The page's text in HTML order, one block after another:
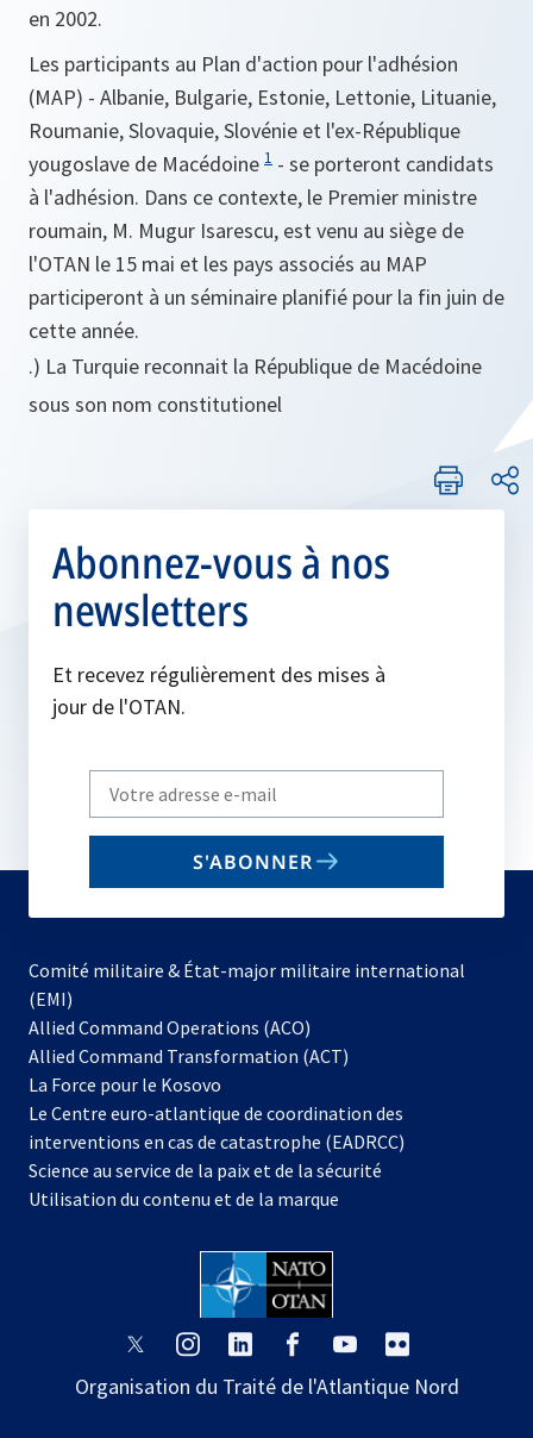
en 2002.
Les participants au Plan d'action pour l'adhésion
(MAP) - Albanie, Bulgarie, Estonie, Lettonie, Lituanie,
Roumanie, Slovaquie, Slovénie et l'ex-République
yougoslave de Macédoine 1 - se porteront candidats
à l'adhésion. Dans ce contexte, le Premier ministre
roumain, M. Mugur Isarescu, est venu au siège de
l'OTAN le 15 mai et les pays associés au MAP
participeront à un séminaire planifié pour la fin juin de
cette année.
.) La Turquie reconnait la République de Macédoine
sous son nom constitutionel
Abonnez-vous à nos
newsletters
Et recevez régulièrement des mises à
jour de l'OTAN.
Write
your
email
S'ABONNER
Comité militaire & État-major militaire international
(EMI)
Allied Command Operations (ACO)
dans
nouvel
onglet
Allied Command Transformation (ACT)
La Force pour le Kosovo
dans
un
nouvel
onglet
Le Centre euro-atlantique de coordination des
interventions en cas de catastrophe (EADRCC)
Science au service de la paix et de la sécurité
Utilisation du contenu et de la marque
s’ouvre
un
s’ouvre
un
s’ouvre
un
s’ouvre
un
s’ouvre
un
un
Organisation du Traité de l'Atlantique Nord